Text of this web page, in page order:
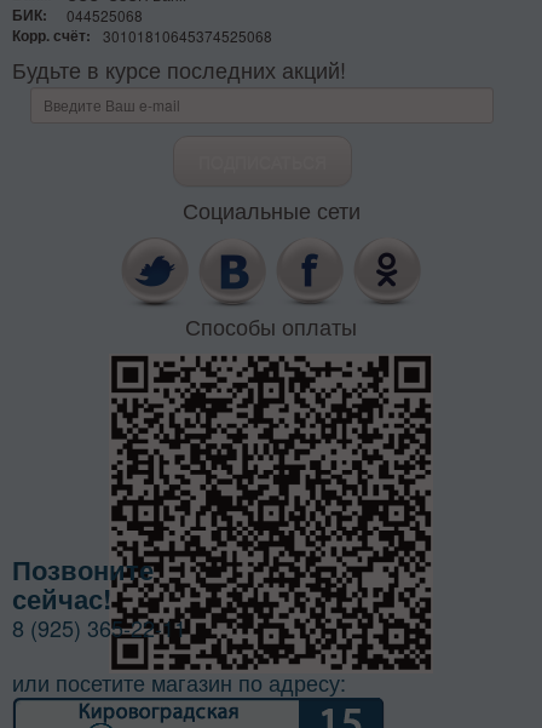
БИК:
044525068
Корр. счёт:
30101810645374525068
Будьте в курсе последних акций!
Социальные сети
Способы оплаты
Позвоните
сейчас!
8 (925) 365-22-11
или посетите магазин по адресу: